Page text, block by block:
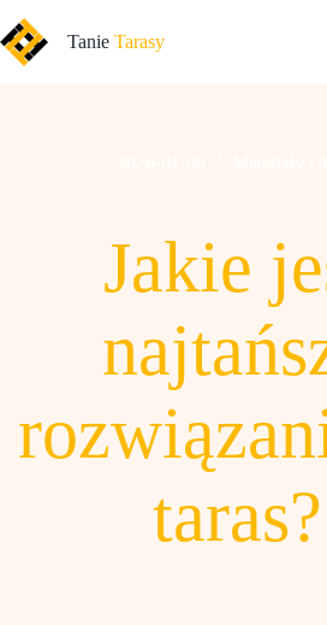
do
treści
Tanie Tarasy
Jakie
taras?